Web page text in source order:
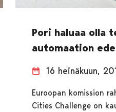
Pori haluaa olla
automaation
16 heinäkuun,
Euroopan komission
Cities Challenge on